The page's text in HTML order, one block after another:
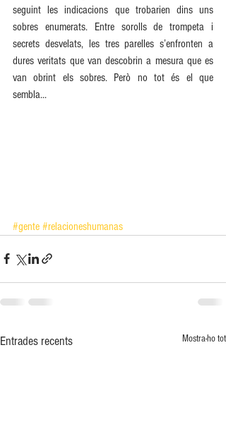
seguint les indicacions que trobarien dins uns
sobres enumerats. Entre sorolls de trompeta i
secrets desvelats, les tres parelles s’enfronten a
dures veritats que van descobrin a mesura que es
van obrint els sobres. Però no tot és el que
sembla...
#gente #relacioneshumanas
Entrades recents Mostra-ho tot